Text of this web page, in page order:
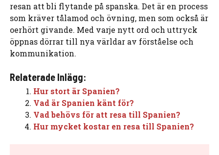
resan att bli flytande på spanska. Det är en process
som kräver tålamod och övning, men som också är
oerhört givande. Med varje nytt ord och uttryck
öppnas dörrar till nya världar av förståelse och
kommunikation.
Relaterade Inlägg:
Hur stort är Spanien?
Vad är Spanien känt för?
Vad behövs för att resa till Spanien?
Hur mycket kostar en resa till Spanien?